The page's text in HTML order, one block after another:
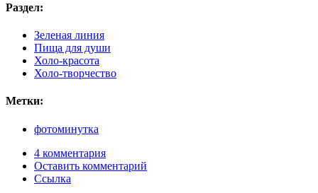
Раздел:
Зеленая линия
Пища для души
Холо-красота
Холо-творчество
Метки:
фотоминутка
4 комментария
Оставить комментарий
Ссылка